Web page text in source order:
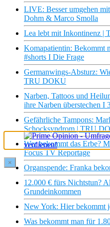
LIVE: Besser umgehen
Dohm & Marco Smolla
Lea lebt mit Inkontinenz |
Komapatientin: Bekommt
#shorts I Die Frage
Germanwings-Absturz:
TRU DOKU
Narben, Tattoos und
ihre Narben überstechen I
Gefährliche Tampons:
Schocksyndrom | TRU
Wer bekommt das Erbe?
Focus TV Reportage
Organspende: Franka
12.000 € fürs Nichtstun?
Grundeinkommen
New York: Hier bekommt
Was bekommt man für
×